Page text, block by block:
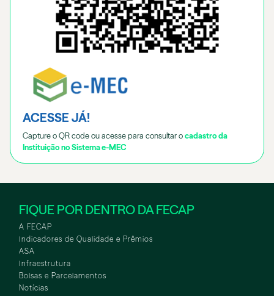
ACESSE JÁ!
Capture o QR code ou acesse para consultar o cadastro da
Instituição no Sistema e-MEC
FIQUE POR DENTRO DA FECAP
A FECAP
Indicadores de Qualidade e Prêmios
ASA
Infraestrutura
Bolsas e Parcelamentos
Notícias